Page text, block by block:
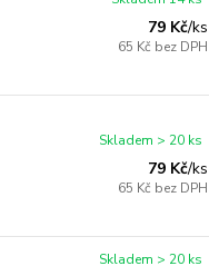
79 Kč/ks
65 Kč bez DPH
79 Kč/ks
65 Kč bez DPH
Skladem > 20 ks
Skladem > 20 ks